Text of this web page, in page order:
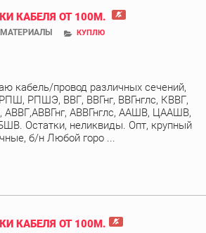
КАБЕЛЯ ОТ 100М.
КУПЛЮ
кабель/провод различных сечений,
РПШЭ, ВВГ, ВВГнг, ВВГнглс, КВВГ,
АВВГ,АВВГнг, АВВГнглс, ААШВ, ЦААШВ,
Остатки, неликвиды. Опт, крупный
б/н Любой горо ...
КАБЕЛЯ ОТ 100М.